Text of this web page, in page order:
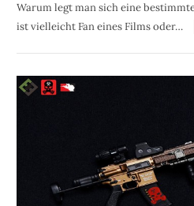
Warum legt man sich eine
ist vielleicht Fan eines Films oder…